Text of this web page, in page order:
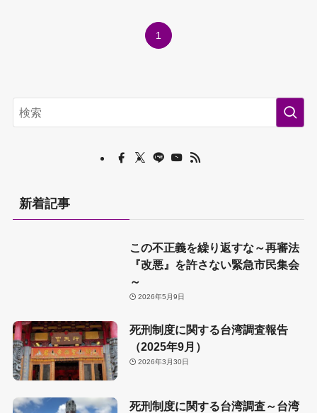
1
新着記事
この不正義を繰り返すな～再審法
『改悪』を許さない緊急市民集会
～
2026年5月9日
死刑制度に関する台湾調査報告
（2025年9月）
2026年3月30日
死刑制度に関する台湾調査～台湾